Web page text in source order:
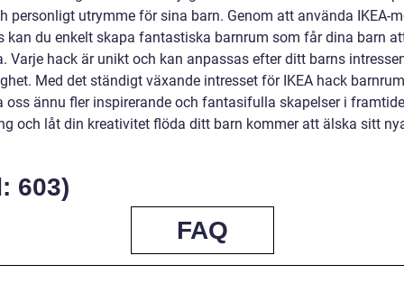
personligt utrymme för sina barn. Genom att använda IKEA-
kan du enkelt skapa fantastiska barnrum som får dina barn
Varje hack är unikt och kan anpassas efter ditt barns
Med det ständigt växande intresset för IKEA hack
oss ännu fler inspirerande och fantasifulla skapelser i
och låt din kreativitet flöda ditt barn kommer att älska sitt
603)
FAQ